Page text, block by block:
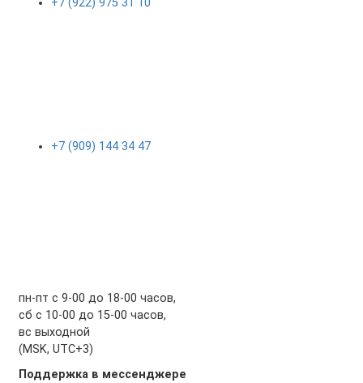
+7 (922) 975 31 10
+7 (909) 144 34 47
пн-пт с 9-00 до 18-00 часов,
сб с 10-00 до 15-00 часов,
вс выходной
(MSK, UTC+3)
Поддержка в мессенджере